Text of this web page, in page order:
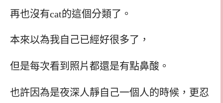
再也沒有cat的這個分類了。
本來以為我自己已經好很多了，
但是每次看到照片都還是有點鼻酸。
也許因為是夜深人靜自己一個人的時候，更忍